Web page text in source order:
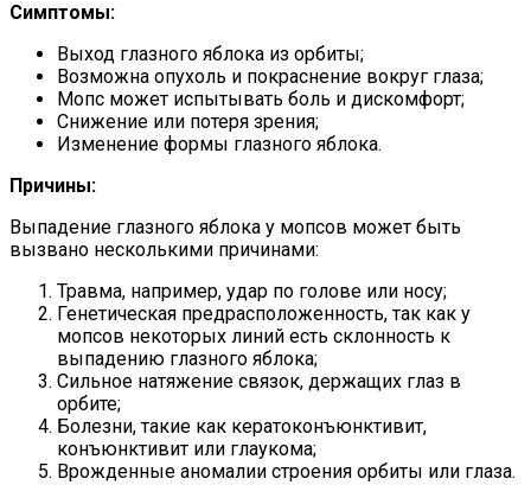
Симптомы:
Выход глазного яблока из орбиты;
Возможна опухоль и покраснение вокруг глаза;
Мопс может испытывать боль и дискомфорт;
Снижение или потеря зрения;
Изменение формы глазного яблока.
Причины:
Выпадение глазного яблока у мопсов может быть
вызвано несколькими причинами:
Травма, например, удар по голове или носу;
Генетическая предрасположенность, так как у
мопсов некоторых линий есть склонность к
выпадению глазного яблока;
Сильное натяжение связок, держащих глаз в
орбите;
Болезни, такие как кератоконъюнктивит,
конъюнктивит или глаукома;
Врожденные аномалии строения орбиты или глаза.